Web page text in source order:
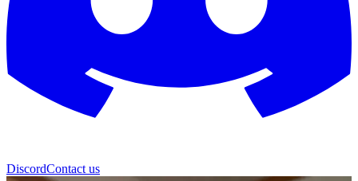
DiscordContact us